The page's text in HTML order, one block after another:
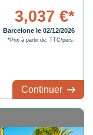
3,037 €*
Barcelone le 02/12/2026
*Prix à partir de, TTC/pers.
Continuer